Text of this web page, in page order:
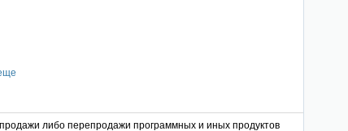
либо перепродажи программных и иных продуктов